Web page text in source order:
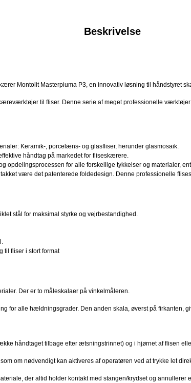
Beskrivelse
Montolit Masterpiuma P3, en innovativ løsning til håndstyret
til fliser. Denne serie af meget professionelle
Keramik-, porcelæns- og glasfliser, herunder glasmosaik.
håndtag på markedet for fliseskærere.
opdelingsprocessen for alle forskellige tykkelser og materialer,
være det patenterede foldedesign. Denne professionelle
stål for maksimal styrke og vejrbestandighed.
til fliser i stort format
Der er to måleskalaer på vinkelmåleren.
for alle hældningsgrader. Den anden skala, øverst på
håndtaget tilbage efter ætsningstrinnet) og i hjørnet af flisen
om nødvendigt kan aktiveres af operatøren ved at trykke let
der altid holder kontakt med stangen/krydset og